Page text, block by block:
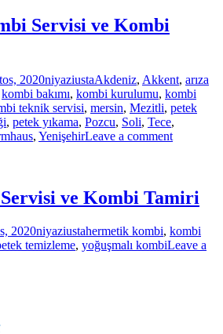
Servisi ve Kombi
2020niyaziustaAkdeniz, Akkent, arıza
kombi bakımı, kombi kurulumu, kombi
teknik servisi, mersin, Mezitli, petek
, petek yıkama, Pozcu, Soli, Tece,
, YenişehirLeave a comment
ve Kombi Tamiri
2020niyaziustahermetik kombi, kombi
temizleme, yoğuşmalı kombiLeave a